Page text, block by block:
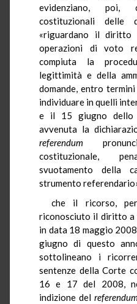
evidenziano,
costituzionali delle
«riguardano il diritto
operazioni di voto
compiuta la
legittimità e della
domande, entro
individuare in quelli
e il 15 giugno dello
avvenuta la
referendum
costituzionale,
svuotamento della
strumento
che il ricorso,
riconosciuto il diritto
in data 18 maggio
giugno di questo
sottolineano i
sentenze della Corte
16 e 17 del 2008,
indizione del referendum